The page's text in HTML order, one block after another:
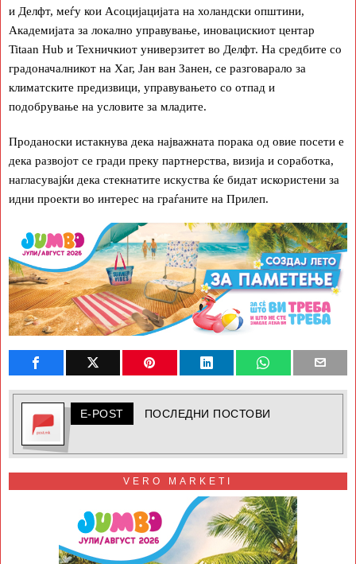
и Делфт, меѓу кои Асоцијацијата на холандски општини,
Академијата за локално управување, иновацискиот центар
Titaan Hub и Техничкиот универзитет во Делфт. На средбите со
градоначалникот на Хаг, Јан ван Занен, се разговарало за
климатските предизвици, управувањето со отпад и
подобрување на условите за младите.
Проданоски истакнува дека најважната порака од овие посети е
дека развојот се гради преку партнерства, визија и соработка,
нагласувајќи дека стекнатите искуства ќе бидат искористени за
идни проекти во интерес на граѓаните на Прилеп.
E-POST ПОСЛЕДНИ ПОСТОВИ
VERO MARKETI